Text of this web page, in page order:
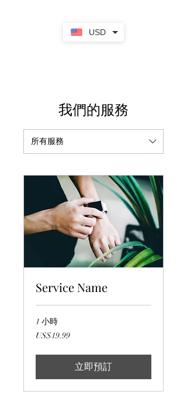
USD
我們的服務
所有服務
Service Name
1 小時
19.99
美
US$19.99
立即預訂